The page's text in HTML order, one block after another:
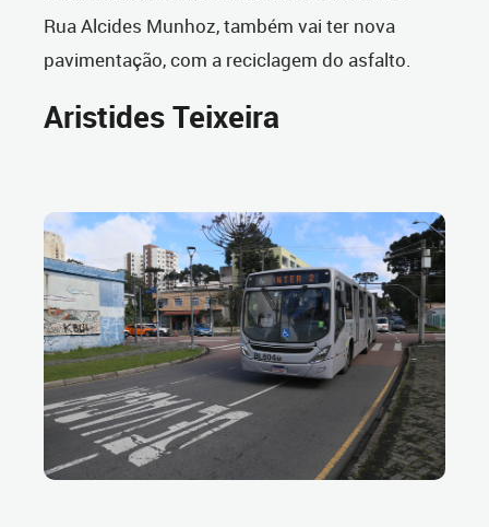
Rua Alcides Munhoz, também vai ter nova
pavimentação, com a reciclagem do asfalto.
Aristides Teixeira